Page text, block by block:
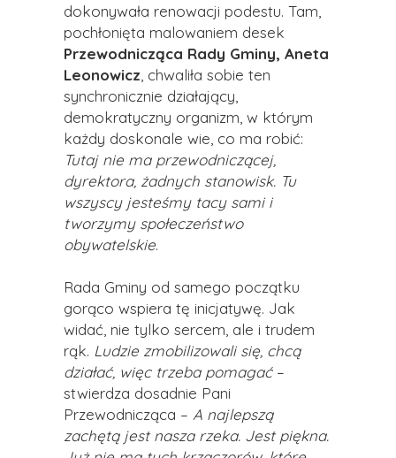
dokonywała renowacji podestu. Tam,
pochłonięta malowaniem desek
Przewodnicząca Rady Gminy, Aneta
Leonowicz , chwaliła sobie ten
synchronicznie działający,
demokratyczny organizm, w którym
każdy doskonale wie, co ma robić:
Tutaj nie ma przewodniczącej,
dyrektora, żadnych stanowisk. Tu
wszyscy jesteśmy tacy sami i
tworzymy społeczeństwo
obywatelskie.
Rada Gminy od samego początku
gorąco wspiera tę inicjatywę. Jak
widać, nie tylko sercem, ale i trudem
rąk. Ludzie zmobilizowali się, chcą
działać, więc trzeba pomagać –
stwierdza dosadnie Pani
Przewodnicząca – A najlepszą
zachętą jest nasza rzeka. Jest piękna.